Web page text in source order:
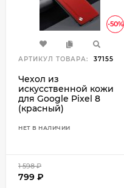
-50%
АРТИКУЛ ТОВАРА: 37155
Чехол из
искусственной кожи
для Google Pixel 8
(красный)
НЕТ В НАЛИЧИИ
1 598₽
799 ₽